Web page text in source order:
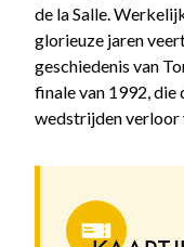
de la Salle.
glorieuze jaren
geschiedenis van
finale van 1992,
wedstrijden verloor